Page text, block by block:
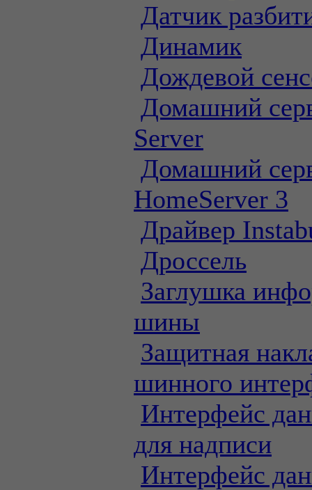
Датчик
Динамик
Дождевой
Домашний
Server
Домашний
HomeServer 3
Драйвер
Дроссель
Заглушка
шины
Защитная
шинного
Интерфейс
для надписи
Интерфейс